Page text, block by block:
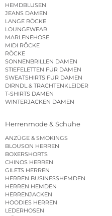
HEMDBLUSEN
JEANS DAMEN
LANGE RÖCKE
LOUNGEWEAR
MARLENEHOSE
MIDI RÖCKE
RÖCKE
SONNENBRILLEN DAMEN
STIEFELETTEN FÜR DAMEN
SWEATSHIRTS FÜR DAMEN
DIRNDL & TRACHTENKLEIDER
T-SHIRTS DAMEN
WINTERJACKEN DAMEN
Herrenmode & Schuhe
ANZÜGE & SMOKINGS
BLOUSON HERREN
BOXERSHORTS
CHINOS HERREN
GILETS HERREN
HERREN BUSINESSHEMDEN
HERREN HEMDEN
HERRENJACKEN
HOODIES HERREN
LEDERHOSEN